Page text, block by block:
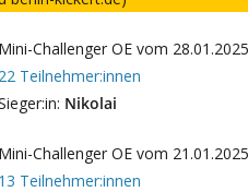
Mini-Challenger OE vom 28.01.2025
22 Teilnehmer:innen
Nikolai
Mini-Challenger OE vom 21.01.2025
13 Teilnehmer:innen